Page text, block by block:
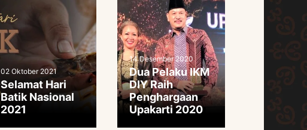
02 Oktober 2021
Selamat Hari
Batik Nasional
2021
14 Desember 2020
Dua Pelaku IKM
DIY Raih
Penghargaan
Upakarti 2020